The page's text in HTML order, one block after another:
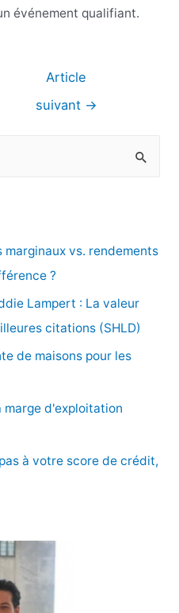
événement qualifiant.
Article
suivant →
vs. rendements
?
Lampert : La valeur
citations (SHLD)
de maisons pour les
marge d'exploitation
à votre score de crédit,